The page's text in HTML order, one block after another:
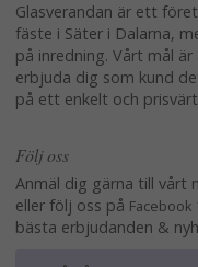
Glasverandan är ett
fäste i Säter i Dalarna,
på inredning. Vårt mål
erbjuda dig som kund
på ett enkelt och
Följ oss
Anmäl dig gärna till vårt
eller följ oss på Facebook
bästa erbjudanden &